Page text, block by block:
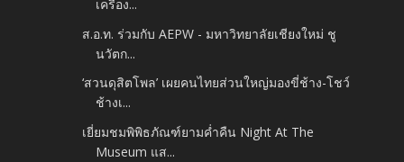
เครื่อง...
ส.อ.ท. ร่วมกับ AEPW - มหาวิทยาลัยเชียงใหม่ ชู
นวัตก...
‘สวนดุสิตโพล’ เผยคนไทยส่วนใหญ่มองขี่ช้าง-โชว์
ช้างเ...
เยี่ยมชมพิพิธภัณฑ์ยามค่ำคืน Night At The
Museum แส...